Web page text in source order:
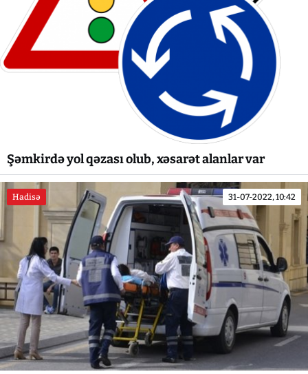
Şəmkirdə yol qəzası olub, xəsarət alanlar var
Hadisə 31-07-2022, 10:42